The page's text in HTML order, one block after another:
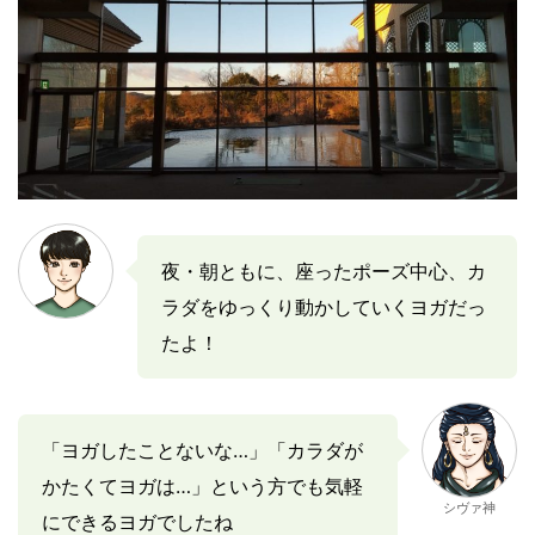
夜・朝ともに、座ったポーズ中心、カ
ラダをゆっくり動かしていくヨガだっ
たよ！
「ヨガしたことないな…」「カラダが
かたくてヨガは…」という方でも気軽
にできるヨガでしたね
シヴァ神